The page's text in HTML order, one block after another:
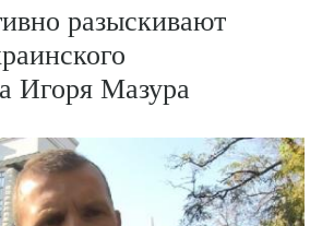
разыскивают
Игоря Мазура